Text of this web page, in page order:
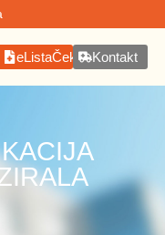
eListaČekanjaKontakt